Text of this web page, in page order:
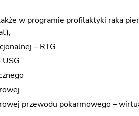
w programie profilaktyki raka
– RTG
USG
przewodu pokarmowego –